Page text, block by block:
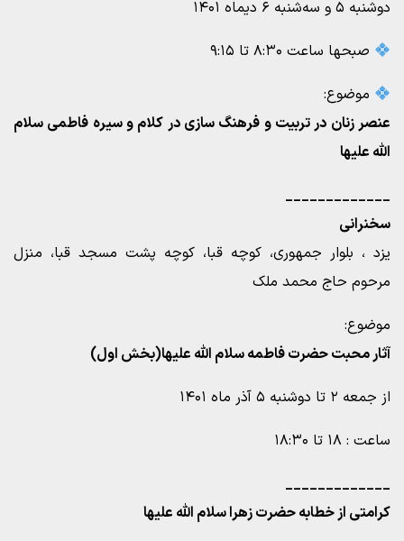
دوشنبه ۵ و سه‌شنبه ۶ دیماه ۱۴۰۱
صبحها ساعت ۸:۳۰ تا ۹:۱۵
موضوع:
عنصر زنان در تربیت و فرهنگ سازی در کلام و سیره فاطمی سلام
الله علیها
_____________
سخنرانی
یزد ، بلوار جمهوری، کوچه قبا، کوچه پشت مسجد قبا، منزل
مرحوم حاج محمد ملک
موضوع:
آثار محبت حضرت فاطمه سلام الله علیها(بخش اول)
از جمعه ۲ تا دوشنبه ۵ آذر ماه ۱۴۰۱
ساعت : ۱۸ تا ۱۸:۳۰
_____________
کرامتی از خطابه حضرت زهرا سلام الله علیها